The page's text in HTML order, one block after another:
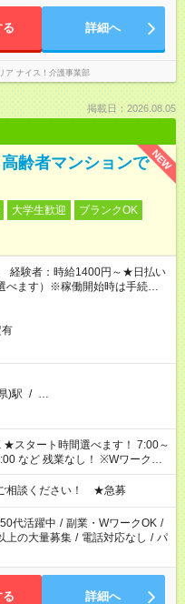
る 詳細へ
ア ナイス！介護事業部
掲載日：2026.08.05
NEW
齢者マンションで
大学生歓迎
ブランクOK
経験者：時給1400円～★日払い
べます）※稼働開始時は手続き完
)駅 / …
業なし！ ※Wワークの
時間超の就業はご案内できませ
勤務は社会保険への加入対象
難しい場合があります
相談ください！ ★急募
代活躍中 / 副業・WワークOK /
上の大量募集 / 電話対応なし / パ
る 詳細へ